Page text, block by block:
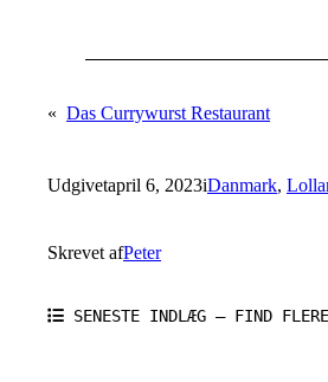
« Das Currywurst Restaurant
Udgivetapril 6, 2023iDanmark,
Skrevet afPeter
SENESTE INDLÆG – FIND